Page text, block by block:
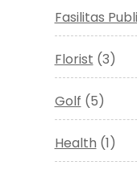
Fasilitas
Florist (3)
Golf (5)
Health (1)